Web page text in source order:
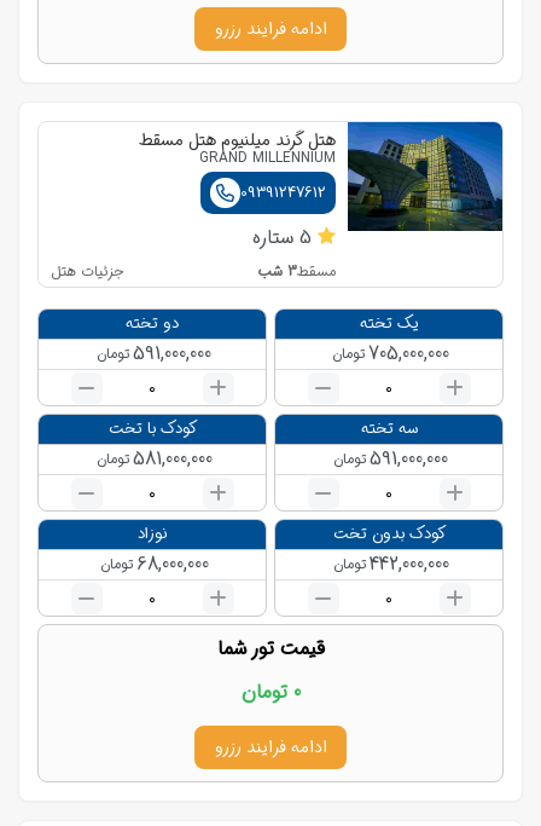
ادامه فرایند رزرو
هتل گرند میلنیوم هتل مسقط
GRAND MILLENNIUM
09391247612
5 ستاره
مسقط3 شب جزئیات هتل
یک تخته
705,000,000تومان
0
دو تخته
591,000,000تومان
0
سه تخته
591,000,000تومان
0
کودک با تخت
581,000,000تومان
0
کودک بدون تخت
442,000,000تومان
0
نوزاد
68,000,000 تومان
0
قیمت تور شما
0 تومان
ادامه فرایند رزرو